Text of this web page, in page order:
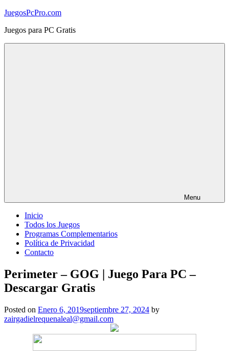
Skip
content
JuegosPcPro.com
Juegos para PC Gratis
Menu
Inicio
Todos los Juegos
Programas Complementarios
Política de Privacidad
Contacto
Perimeter – GOG | Juego Para PC –
Descargar Gratis
Posted on Enero 6, 2019septiembre 27, 2024 by
zairgadielrequenaleal@gmail.com